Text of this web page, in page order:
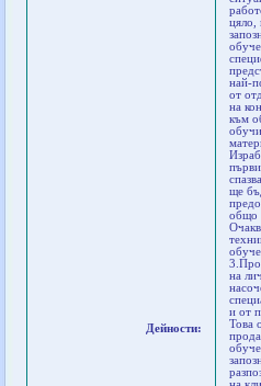
Дейности:
цяло,
най-
от
на
към
ще
общо
на
и от
Това